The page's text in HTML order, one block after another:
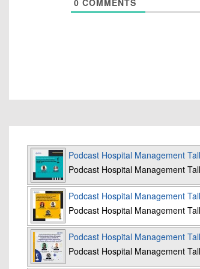
0 COMMENTS
Podcast Hospital Management
Podcast Hospital Management
Podcast Hospital Management
Podcast Hospital Management
Podcast Hospital Management
Podcast Hospital Management